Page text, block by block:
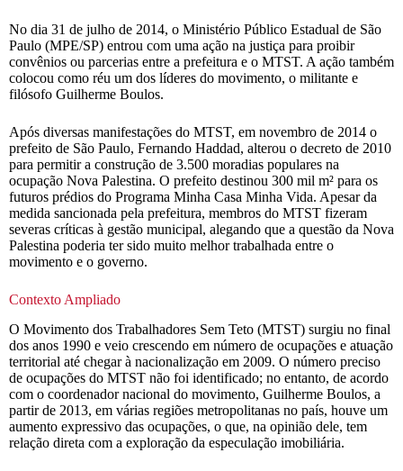
No dia 31 de julho de 2014, o Ministério Público Estadual de São
Paulo (MPE/SP) entrou com uma ação na justiça para proibir
convênios ou parcerias entre a prefeitura e o MTST. A ação também
colocou como réu um dos líderes do movimento, o militante e
filósofo Guilherme Boulos.
Após diversas manifestações do MTST, em novembro de 2014 o
prefeito de São Paulo, Fernando Haddad, alterou o decreto de 2010
para permitir a construção de 3.500 moradias populares na
ocupação Nova Palestina. O prefeito destinou 300 mil m² para os
futuros prédios do Programa Minha Casa Minha Vida. Apesar da
medida sancionada pela prefeitura, membros do MTST fizeram
severas críticas à gestão municipal, alegando que a questão da Nova
Palestina poderia ter sido muito melhor trabalhada entre o
movimento e o governo.
Contexto Ampliado
O Movimento dos Trabalhadores Sem Teto (MTST) surgiu no final
dos anos 1990 e veio crescendo em número de ocupações e atuação
territorial até chegar à nacionalização em 2009. O número preciso
de ocupações do MTST não foi identificado; no entanto, de acordo
com o coordenador nacional do movimento, Guilherme Boulos, a
partir de 2013, em várias regiões metropolitanas no país, houve um
aumento expressivo das ocupações, o que, na opinião dele, tem
relação direta com a exploração da especulação imobiliária.